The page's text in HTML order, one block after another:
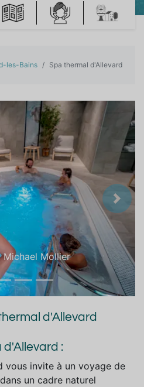
e-mail
les-Bains Spa thermal d'Allevard
Mollier
d'Allevard
:
vous invite à un voyage de
un cadre naturel